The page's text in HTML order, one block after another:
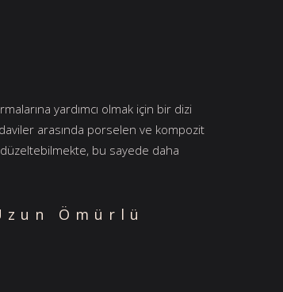
yardımcı olmak için bir dizi
arasında porselen ve kompozit
düzeltebilmekte, bu sayede daha
Ömürlü